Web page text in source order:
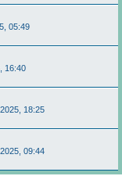
05:49
16:40
18:25
09:44